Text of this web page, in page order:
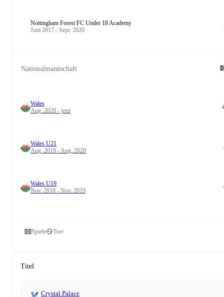
Nottingham Forest FC Under 18 Academy
Juni 2017 - Sept. 2020
Nationalmannschaft
Wales
Aug. 2020 - jetzt
Wales U21
Aug. 2019 - Aug. 2020
Wales U19
Nov. 2018 - Nov. 2019
Spiele Tore
Titel
Crystal Palace